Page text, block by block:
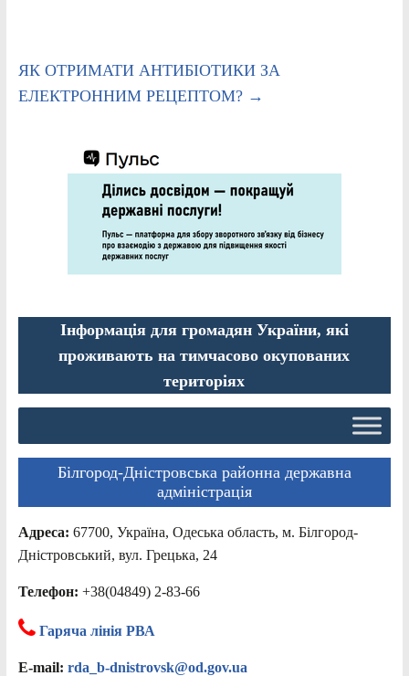
ЯК ОТРИМАТИ АНТИБІОТИКИ ЗА
ЕЛЕКТРОННИМ РЕЦЕПТОМ? →
Інформація для громадян України, які
проживають на тимчасово окупованих
територіях
Білгород-Дністровська районна державна
адміністрація
Адреса: 67700, Україна, Одеська область, м. Білгород-
Дністровський, вул. Грецька, 24
Телефон: +38(04849) 2-83-66
Гаряча лінія РВА
E-mail: rda_b-dnistrovsk@od.gov.ua